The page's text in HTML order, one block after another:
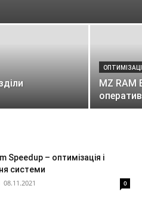
MZ RAM
Speedup – оптимізація і
системи
08.11.2021 0